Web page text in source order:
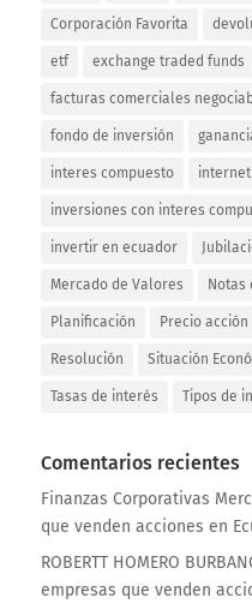
Corporación Favorita
etf exchange traded funds
facturas comerciales
fondo de inversión
interes compuesto internet
inversiones con interes
invertir en ecuador
Mercado de Valores Notas
Planificación Precio acción
Resolución Situación
Tasas de interés Tipos de
Comentarios recientes
Finanzas Corporativas
que venden acciones en
ROBERTT HOMERO
empresas que venden